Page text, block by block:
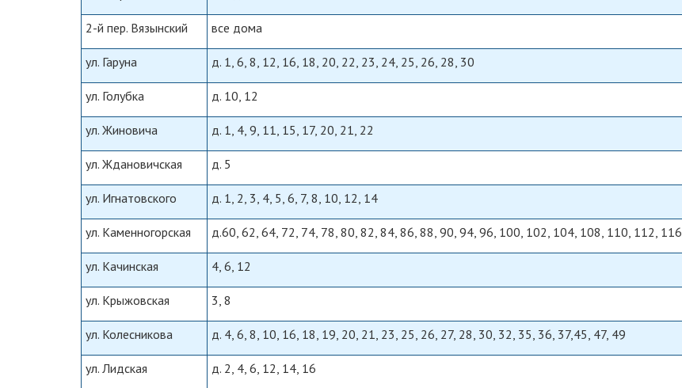
2-й пер. Вязынский все дома
ул. Гаруна д. 1, 6, 8, 12, 16, 18, 20, 22, 23, 24, 25, 26, 28, 30
ул. Голубка д. 10, 12
ул. Жиновича д. 1, 4, 9, 11, 15, 17, 20, 21, 22
ул. Ждановичская д. 5
ул. Игнатовского д. 1, 2, 3, 4, 5, 6, 7, 8, 10, 12, 14
ул. Каменногорская д.60, 62, 64, 72, 74, 78, 80, 82, 84, 86, 88, 90, 94, 96, 100, 102, 104, 108, 110, 112, 116
ул. Качинская 4, 6, 12
ул. Крыжовская 3, 8
ул. Колесникова д. 4, 6, 8, 10, 16, 18, 19, 20, 21, 23, 25, 26, 27, 28, 30, 32, 35, 36, 37,45, 47, 49
ул. Лидская д. 2, 4, 6, 12, 14, 16